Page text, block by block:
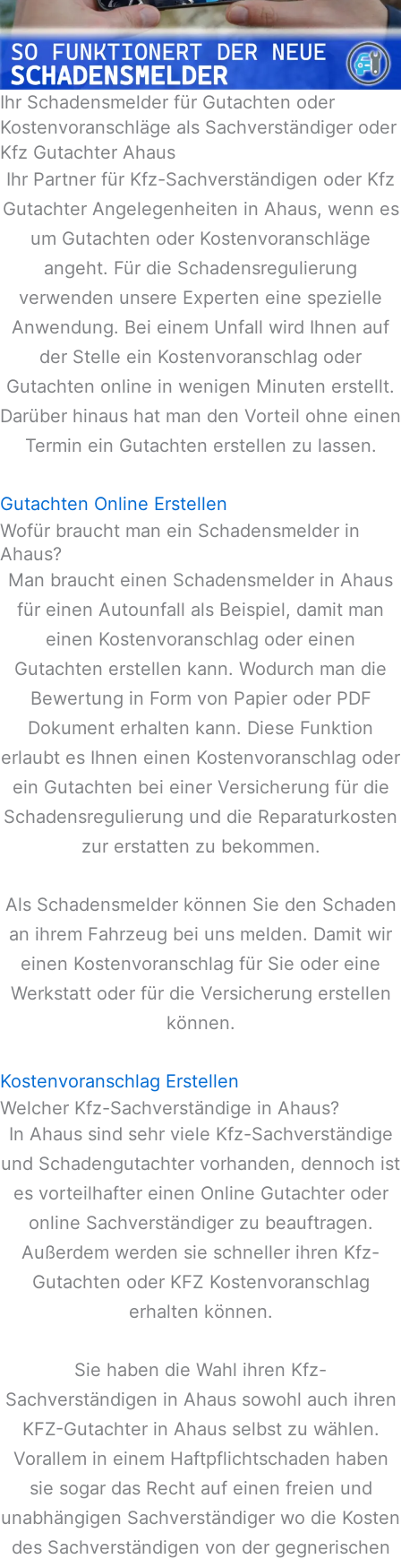
Ihr Schadensmelder für Gutachten oder
Kostenvoranschläge als Sachverständiger oder
Kfz Gutachter Ahaus
Ihr Partner für Kfz-Sachverständigen oder Kfz
Gutachter Angelegenheiten in Ahaus, wenn es
um Gutachten oder Kostenvoranschläge
angeht. Für die Schadensregulierung
verwenden unsere Experten eine spezielle
Anwendung. Bei einem Unfall wird Ihnen auf
der Stelle ein Kostenvoranschlag oder
Gutachten online in wenigen Minuten erstellt.
Darüber hinaus hat man den Vorteil ohne einen
Termin ein Gutachten erstellen zu lassen.
Gutachten Online Erstellen
Wofür braucht man ein Schadensmelder in
Ahaus?
Man braucht einen Schadensmelder in Ahaus
für einen Autounfall als Beispiel, damit man
einen Kostenvoranschlag oder einen
Gutachten erstellen kann. Wodurch man die
Bewertung in Form von Papier oder PDF
Dokument erhalten kann. Diese Funktion
erlaubt es Ihnen einen Kostenvoranschlag oder
ein Gutachten bei einer Versicherung für die
Schadensregulierung und die Reparaturkosten
zur erstatten zu bekommen.
Als Schadensmelder können Sie den Schaden
an ihrem Fahrzeug bei uns melden. Damit wir
einen Kostenvoranschlag für Sie oder eine
Werkstatt oder für die Versicherung erstellen
können.
Kostenvoranschlag Erstellen
Welcher Kfz-Sachverständige in Ahaus?
In Ahaussind sehr viele Kfz-Sachverständige
und Schadengutachter vorhanden, dennoch ist
es vorteilhafter einen Online Gutachter oder
online Sachverständiger zu beauftragen.
Außerdem werden sie schneller ihren Kfz-
Gutachten oder KFZ Kostenvoranschlag
erhalten können.
Sie haben die Wahl ihren Kfz-
Sachverständigen in Ahaussowohl auch ihren
KFZ-Gutachter in Ahausselbst zu wählen.
Vorallem in einem Haftpflichtschaden haben
sie sogar das Recht auf einen freien und
unabhängigen Sachverständiger wo die Kosten
des Sachverständigen von der gegnerischen